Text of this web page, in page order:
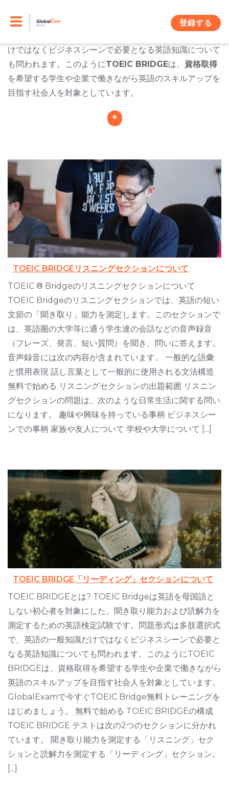
登録する
した、
聞き取り能力および読解力 を測定するための英語検
けではなくビジネスシーンで必要となる英語知識について
も問われます。このようにTOEIC BRIDGEは、 資格取得
を希望する学生や企業で働きながら英語のスキルアップを
目指す社会人を対象としています。
+
TOEIC BRIDGEリスニングセクションについて
TOEIC ® Bridgeのリスニングセクションについて
TOEIC Bridgeのリスニングセクションでは、英語の短い
文節の「聞き取り」能力を測定します。このセクションで
は、英語圏の大学等に通う学生達の会話などの音声録音
（フレーズ、発言、短い質問）を聞き、問いに答えます。
音声録音には次の内容が含まれています。 一般的な語彙
と慣用表現 話し言葉として一般的に使用される文法構造
無料で始める リスニングセクションの出題範囲 リスニン
グセクションの問題は、次のような日常生活に関する問い
になります。 趣味や興味を持っている事柄 ビジネスシー
ンでの事柄 家族や友人について 学校や大学について [...]
TOEIC BRIDGE「リーディング」セクションについて
TOEIC BRIDGEとは? TOEIC Bridgeは英語を母国語と
しない初心者を対象にした、聞き取り能力および読解力を
測定するための英語検定試験です。問題形式は多肢選択式
で、英語の一般知識だけではなくビジネスシーンで必要と
なる英語知識についても問われます。このようにTOEIC
BRIDGEは、資格取得を希望する学生や企業で働きながら
英語のスキルアップを目指す社会人を対象としています。
GlobalExamで今すぐTOEIC Bridge無料トレーニングを
はじめましょう。 無料で始める TOEIC BRIDGEの構成
TOEIC BRIDGE テストは次の2つのセクションに分かれ
ています。 聞き取り能力を測定する「リスニング」セク
ションと読解力を測定する「リーディング」セクション。
[...]